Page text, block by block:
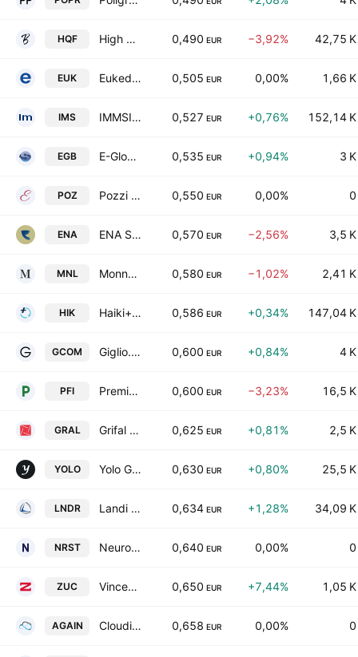
HQF High Quality Food SpA 0,490 EUR −3,92% 42,75 K
EUK Eukedos SpA 0,505 EUR 0,00% 1,66 K
IMS IMMSI Societa per Azioni 0,527 EUR +0,76% 152,14 K
EGB E-Globe S.P.A. 0,535 EUR +0,94% 3 K
POZ Pozzi Milano S.P.A. 0,550 EUR 0,00% 0
ENA ENA S.P.A. 0,570 EUR −2,56% 3,5 K
MNL Monnalisa SpA 0,580 EUR −1,02% 2,41 K
HIK Haiki+ S.P.A. 0,586 EUR +0,34% 147,04 K
GCOM Giglio.com SpA 0,600 EUR +0,84% 4 K
PFI Premia Finance S.p.A. 0,600 EUR −3,23% 16,5 K
GRAL Grifal SpA 0,625 EUR +0,81% 2,5 K
YOLO Yolo Group S.P.A. 0,630 EUR +0,80% 25,5 K
LNDR Landi Renzo S.p.a. 0,634 EUR +1,28% 34,09 K
NRST Neurosoft S.A. 0,640 EUR 0,00% 0
ZUC Vincenzo Zucchi S.p.A. 0,650 EUR +7,44% 1,05 K
AGAIN Cloudia Research S.p.A. 0,658 EUR 0,00% 0